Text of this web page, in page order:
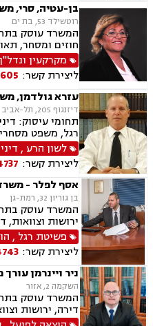
בן-עטיה, סרי,
רוטשילד 53, בת ים
המשרד עוסק
חוזים ומסחר,
תאגידים, הסכמי
ידועים בציבור,
חלוקת רכוש,
עסקאות מכר דירה,
והקפאות הליכים,
מקומיות, רשות
תאונות עקב
תלמידים, תכנון
ובוררויות
מקרקעין ונדל"ן
ליצירת קשר:
עזרא גולדמן,
דיזנגוף 205, תל-אביב
תחומי עיסוק:
רגל, משפט מסחרי,
מסחר, לשון הרע,
גירושין, ייצוג
למשפחה, צוואות,
רפואית ,משא
עבור יהלומנים,
לשון הרע ,
ליצירת קשר:
אסף לפלר -
בן גוריון 32, רמת-גן
המשרד עוסק
ירושות וצוואות,
הוצאה לפועל,
הרע, מזונות,
דין אזרחי
צווי מניעה,
פשיטת רגל ,
ליצירת קשר:
ניר ויינרמן
השקמה 2, אזור
המשרד עוסק
דירה, ירושות
נדל"ן, נוטריון,